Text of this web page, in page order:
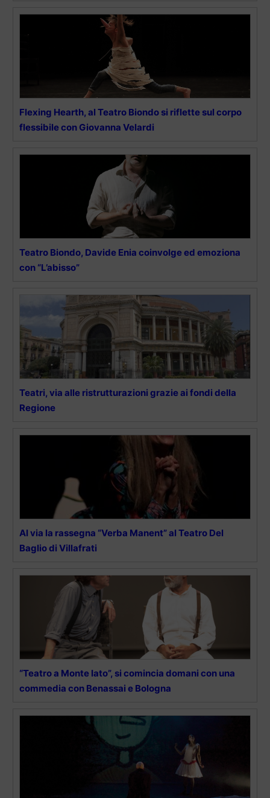
Flexing Hearth, al Teatro Biondo si riflette sul corpo
flessibile con Giovanna Velardi
Teatro Biondo, Davide Enia coinvolge ed emoziona
con “L’abisso”
Teatri, via alle ristrutturazioni grazie ai fondi della
Regione
Al via la rassegna “Verba Manent” al Teatro Del
Baglio di Villafrati
“Teatro a Monte Iato”, si comincia domani con una
commedia con Benassai e Bologna